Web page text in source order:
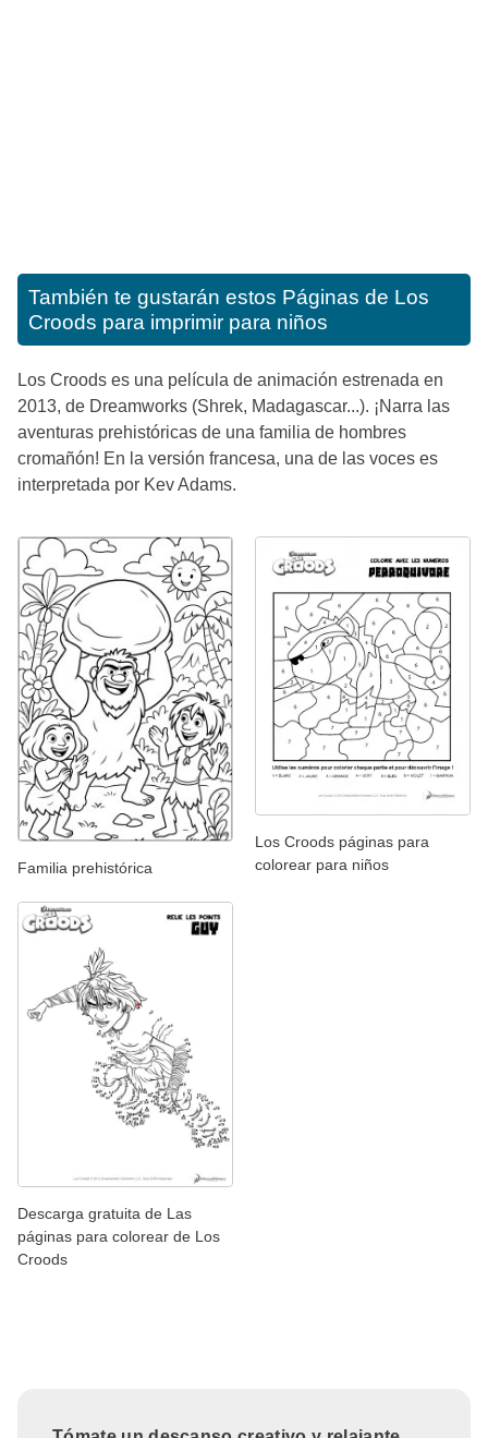
También te gustarán estos Páginas de Los
Croods para imprimir para niños
Los Croods es una película de animación estrenada en
2013, de Dreamworks (Shrek, Madagascar...). ¡Narra las
aventuras prehistóricas de una familia de hombres
cromañón! En la versión francesa, una de las voces es
interpretada por Kev Adams.
Familia prehistórica
Los Croods páginas para
colorear para niños
Descarga gratuita de Las
páginas para colorear de Los
Croods